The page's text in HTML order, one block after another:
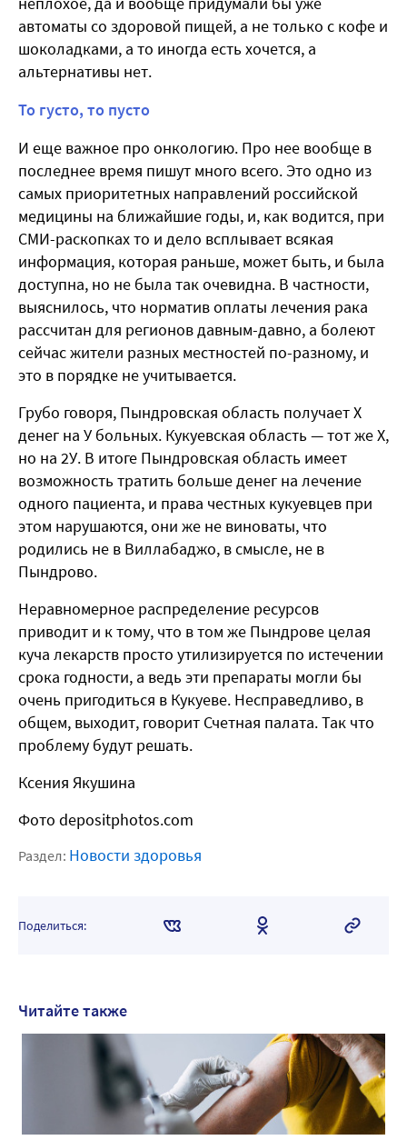
автоматы со здоровой пищей, а не только с кофе и
шоколадками, а то иногда есть хочется, а
альтернативы нет.
То густо, то пусто
И еще важное про онкологию. Про нее вообще в
последнее время пишут много всего. Это одно из
самых приоритетных направлений российской
медицины на ближайшие годы, и, как водится, при
СМИ-раскопках то и дело всплывает всякая
информация, которая раньше, может быть, и была
доступна, но не была так очевидна. В частности,
выяснилось, что норматив оплаты лечения рака
рассчитан для регионов давным-давно, а болеют
сейчас жители разных местностей по-разному, и
это в порядке не учитывается.
Грубо говоря, Пындровская область получает Х
денег на У больных. Кукуевская область — тот же Х,
но на 2У. В итоге Пындровская область имеет
возможность тратить больше денег на лечение
одного пациента, и права честных кукуевцев при
этом нарушаются, они же не виноваты, что
родились не в Виллабаджо, в смысле, не в
Пындрово.
Неравномерное распределение ресурсов
приводит и к тому, что в том же Пындрове целая
куча лекарств просто утилизируется по истечении
срока годности, а ведь эти препараты могли бы
очень пригодиться в Кукуеве. Несправедливо, в
общем, выходит, говорит Счетная палата. Так что
проблему будут решать.
Ксения Якушина
Фото depositphotos.com
Раздел: Новости здоровья
Поделиться:
Читайте также